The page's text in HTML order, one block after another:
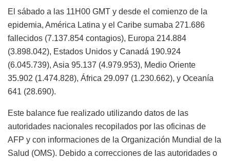
El sábado a las 11H00 GMT y desde el comienzo de la
epidemia, América Latina y el Caribe sumaba 271.686
fallecidos (7.137.854 contagios), Europa 214.884
(3.898.042), Estados Unidos y Canadá 190.924
(6.045.739), Asia 95.137 (4.979.953), Medio Oriente
35.902 (1.474.828), África 29.097 (1.230.662), y Oceanía
641 (28.690).
Este balance fue realizado utilizando datos de las
autoridades nacionales recopilados por las oficinas de
AFP y con informaciones de la Organización Mundial de la
Salud (OMS). Debido a correcciones de las autoridades o